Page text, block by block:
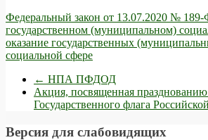
Федеральный закон от 13.07.2020 №
государственном (муниципальном)
оказание государственных
социальной сфере
← НПА ПФДОД
Акция, посвященная
Государственного флага
Версия для слабовидящих